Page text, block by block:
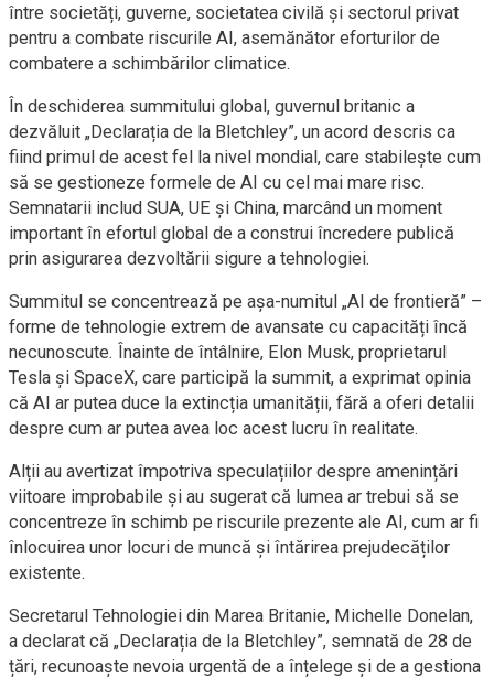
între societăți, guverne, societatea civilă și sectorul privat
pentru a combate riscurile AI, asemănător eforturilor de
combatere a schimbărilor climatice.
În deschiderea summitului global, guvernul britanic a
dezvăluit „Declarația de la Bletchley”, un acord descris ca
fiind primul de acest fel la nivel mondial, care stabilește cum
să se gestioneze formele de AI cu cel mai mare risc.
Semnatarii includ SUA, UE și China, marcând un moment
important în efortul global de a construi încredere publică
prin asigurarea dezvoltării sigure a tehnologiei.
Summitul se concentrează pe așa-numitul „AI de frontieră” –
forme de tehnologie extrem de avansate cu capacități încă
necunoscute. Înainte de întâlnire, Elon Musk, proprietarul
Tesla și SpaceX, care participă la summit, a exprimat opinia
că AI ar putea duce la extincția umanității, fără a oferi detalii
despre cum ar putea avea loc acest lucru în realitate.
Alții au avertizat împotriva speculațiilor despre amenințări
viitoare improbabile și au sugerat că lumea ar trebui să se
concentreze în schimb pe riscurile prezente ale AI, cum ar fi
înlocuirea unor locuri de muncă și întărirea prejudecăților
existente.
Secretarul Tehnologiei din Marea Britanie, Michelle Donelan,
a declarat că „Declarația de la Bletchley”, semnată de 28 de
țări, recunoaște nevoia urgentă de a înțelege și de a gestiona